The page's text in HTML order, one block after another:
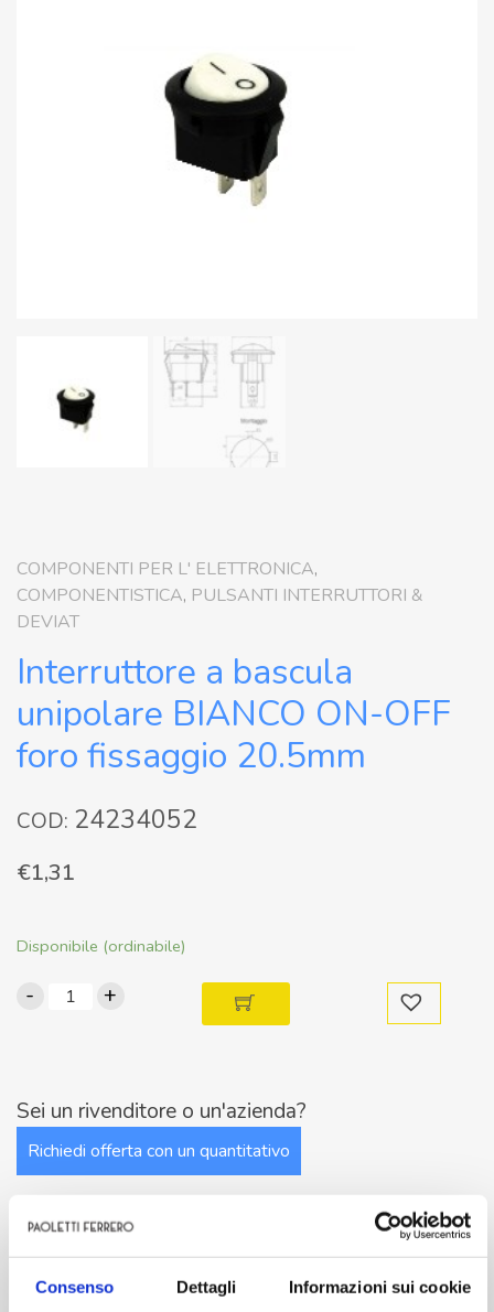
Consenso Dettagli Informazioni sui cookie
COMPONENTI PER L' ELETTRONICA,
COMPONENTISTICA, PULSANTI INTERRUTTORI &
DEVIAT
Interruttore a bascula
unipolare BIANCO ON-OFF
foro fissaggio 20.5mm
COD: 24234052
€1,31
Disponibile (ordinabile)
-
Interruttore
BIANCO
ON-
OFF
foro
20.5mm
quantità
+
Sei un rivenditore o un'azienda?
Richiedi offerta con un quantitativo